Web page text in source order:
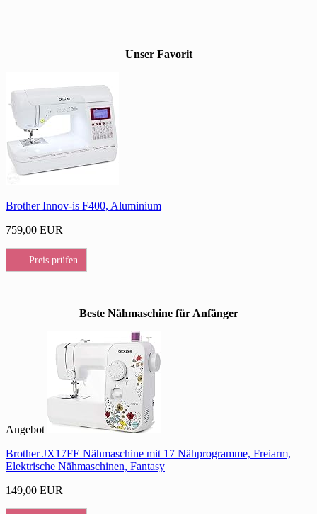
Unser Favorit
Brother Innov-is F400, Aluminium
759,00 EUR
Preis prüfen
Beste Nähmaschine für Anfänger
Angebot
Brother JX17FE Nähmaschine mit 17 Nähprogramme, Freiarm,
Elektrische Nähmaschinen, Fantasy
149,00 EUR